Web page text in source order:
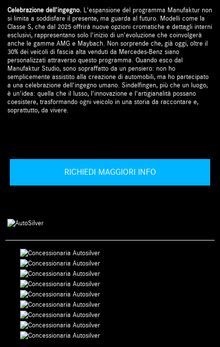
Celebrazione dell'ingegno. L'espansione del programma Manufaktur non
si limita a soddisfare il presente, ma guarda al futuro. Modelli come la
Classe S, che dal 2025 offrirà nuove opzioni cromatiche e dettagli interni
esclusivi, rappresentano solo l'inizio di un'evoluzione che coinvolgerà
anche le gamme AMG e Maybach. Non sorprende che, già oggi, oltre il
30% dei veicoli di fascia alta venduti da Mercedes-Benz siano
personalizzati attraverso questo programma. Quando esco dal
Manufaktur Studio, sono sopraffatto da un pensiero: non ho
semplicemente assistito alla creazione di automobili, ma ho partecipato
a una celebrazione dell'ingegno umano. Sindelfingen, più che un luogo,
è un'idea: quella che il lusso, l'innovazione e l'artigianalità possano
coesistere, trasformando ogni veicolo in una storia da raccontare e,
soprattutto, da vivere.
RICHIEDI MAGGIORI INFO